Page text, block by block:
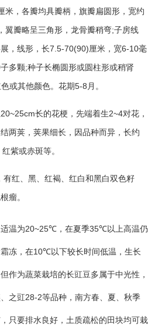
米，各瓣均具瓣柄，旗瓣扁圆形，宽约
翼瓣略呈三角形，龙骨瓣稍弯;子房线
，线形，长7.5-70(90)厘米，宽6-10毫
多颗;种子长椭圆形或圆柱形或稍肾
或其他颜色。花期5-8 月。
20~25cm长的花梗，先端着生2~4对花，
两荚，荚果细长，因品种而异，长约
紫或赤斑等。
有红、黑、红褐、红白和黑白双色籽
瘤。
温为20~25℃ ，在夏季35℃以上高温仍
冻，在10℃以下较长时间低温，生长
作为蔬菜栽培的长豇豆多属于中光性，
之豇28-2等品种，南方春、夏、秋季
只要排水良好，土质疏松的田块均可栽